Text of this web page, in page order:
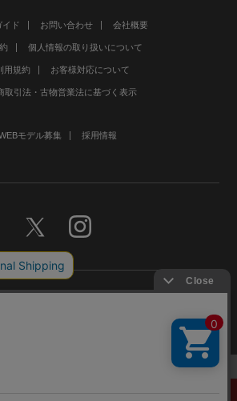
イド お問い合わせ 会社概要
個人情報の取り扱いについて
用規約 お客様対応について
取引法・古物営業法に基づく表示
モデル募集 採用情報
Co., Ltd.All rights Reserved.